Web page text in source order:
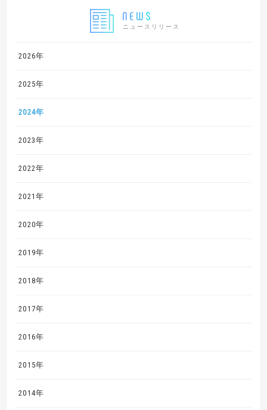
ニュースリリース
2026年
2025年
2024年
2023年
2022年
2021年
2020年
2019年
2018年
2017年
2016年
2015年
2014年